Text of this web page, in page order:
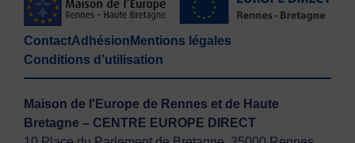
ContactAdhésion Mentions légales
Conditions d’utilisation
Maison de l'Europe de Rennes et de Haute
Bretagne – CENTRE EUROPE DIRECT